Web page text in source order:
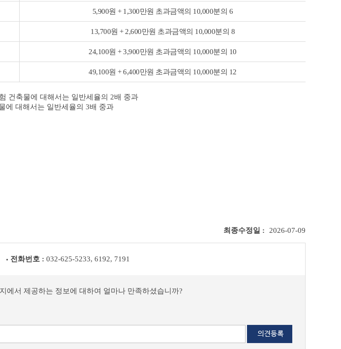
5,900원 + 1,300만원 초과금액의 10,000분의 6
13,700원 + 2,600만원 초과금액의 10,000분의 8
24,100원 + 3,900만원 초과금액의 10,000분의 10
49,100원 + 6,400만원 초과금액의 10,000분의 12
건축물에 대해서는 일반세율의 2배 중과
에 대해서는 일반세율의 3배 중과
최종수정일 : 2026-07-09
전화번호 : 032-625-5233, 6192, 7191
에서 제공하는 정보에 대하여 얼마나 만족하셨습니까?